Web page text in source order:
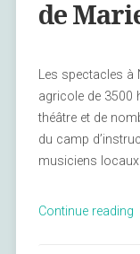
de
Les spectacles à
agricole de 3500
théâtre et de
du camp
musiciens
Continue reading